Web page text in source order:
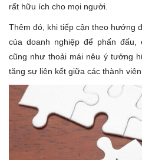
rất hữu ích cho mọi người.
Thêm đó, khi tiếp cận theo hướng
của doanh nghiệp để phấn
cũng như thoải mái nêu ý tưởng
tăng sự liên kết giữa các thành